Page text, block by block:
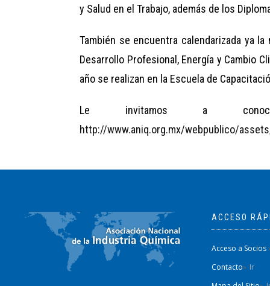
y Salud en el Trabajo, además de los
También se encuentra calendarizada ya
Desarrollo Profesional, Energía y Cambio
año se realizan en la Escuela de
Le invitamos a
http://www.aniq.org.mx/webpublico/
ACCESO
Acceso a Socios
Contacto
Ir